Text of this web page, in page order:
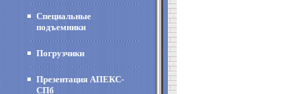
Специальные
подъемники
Погрузчики
Презентация АПЕКС-
СПб